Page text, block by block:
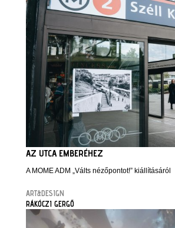
AZ UTCA EMBERÉHEZ
A MOME ADM „Válts nézőpontot!” kiállításáról
ART&DESIGN
RÁKÓCZI GERGŐ